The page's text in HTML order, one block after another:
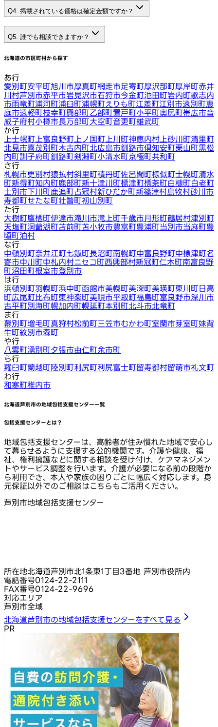
Q4. 掲載されている価格は確定金額ですか？
Q5. 誰でも相談できますか？
北海道の市区町村から探す
あ行
愛別町安平町旭川市厚真町網走市足寄町厚沢部町厚岸町赤井
川村芦別市赤平市岩見沢市石狩市今金町池田町岩内町歌志内
市雨竜町浦河町浦臼町浦幌町えりも町江差町江別市遠別町恵
庭市遠軽町枝幸町興部町乙部町置戸町小平町奥尻町帯広市音
威子府村小樽市長万部町大空町音更町雄武町
か行
上士幌町 上富良野町 上ノ国町 上川町神恵内村 上砂川町清里町
北見市喜茂別町木古内町北広島市釧路市倶知安町栗山町黒松
内町訓子府町釧路町剣淵町小清水町京極町共和町
さ行
札幌市更別村猿払村斜里町積丹町佐呂間町様似町士幌町清水
町新得町知内町鹿部町新十津川町標津町標茶町白糠町白老町
士別市下川町鹿追町占冠村新ひだか町新篠津村島牧村砂川市
寿都町せたな町壮瞥町初山別町
た行
大樹町鷹栖町伊達市滝川市滝上町千歳市月形町鶴居村津別町
天塩町洞爺湖町苫前町苫小牧市豊富町豊浦町当別市当麻町豊
頃町泊村
な行
中頓別町奈井江町七飯町長沼町南幌町中富良野町中標津町名
寄市中川町中札内村ニセコ町西興部村新冠町仁木町南富良野
町沼田町根室市登別市
は行
浜頓別町羽幌町浜中町函館市美幌町美深町美瑛町東川町日高
町広尾町比布町東神楽町美唄市平取町福島町富良野市深川市
古平町別海町幌加内町幌延町本別町北斗市北竜町
ま行
幕別町増毛町真狩村松前町三笠市むかわ町室蘭市芽室町妹背
牛町紋別市森町
や行
八雲町湧別町夕張市由仁町余市町
ら行
羅臼町蘭越町陸別町利尻町利尻富士町留寿都村留萌市礼文町
わ行
和寒町稚内市
北海道芦別市の地域包括支援センター一覧
包括支援センターとは？
地域包括支援センターは、高齢者が住み慣れた地域で安心し
て暮らせるように支援する公的機関です。介護や健康、福
祉、権利擁護などに関する相談を受け付け、ケアマネジメン
トやサービス調整を行います。介護が必要になる前の段階か
ら利用でき、本人や家族の困りごとに幅広く対応します。身
元保証以外でのご相談はこちらもご活用ください。
芦別市地域包括支援センター
所在地北海道芦別市北1条東1丁目3番地 芦別市役所内
電話番号0124-22-2111
FAX番号0124-22-9696
対応エリア
芦別市全域
北海道芦別市の地域包括支援センターをすべて見る
PR